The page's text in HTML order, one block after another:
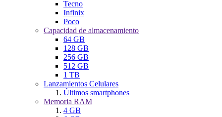
Tecno
Infinix
Poco
Capacidad de almacenamiento
64 GB
128 GB
256 GB
512 GB
1 TB
Lanzamientos Celulares
Últimos smartphones
Memoria RAM
4 GB